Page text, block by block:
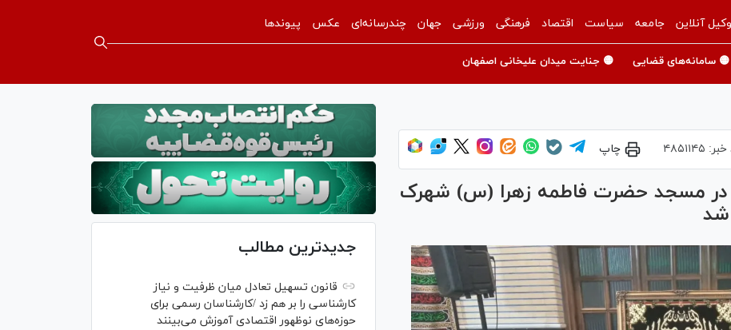
وکیل آنلاین جامعه سیاست اقتصاد فرهنگی ورزشی جهان چندرسانه‌ای عکس پیوندها
🟡 سامانه‌های قضایی 🟡 جنایت میدان علیخانی اصفهان
۴۸۵۱۱۴۵ چاپ
مسجد حضرت فاطمه زهرا (س) شهرک
شد
جدیدترین مطالب
قانون تسهیل تعادل میان ظرفیت و نیاز
کارشناسی را بر هم زد /کارشناسان رسمی برای
حوزه‌های نوظهور اقتصادی آموزش می‌بینند